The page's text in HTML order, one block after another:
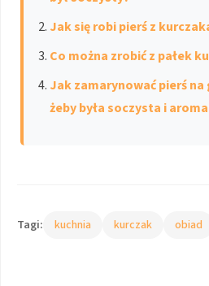
Jak się robi pierś z
Co można zrobić z pałek
Jak zamarynować pierś
żeby była soczysta i
Tagi: kuchnia kurczak obiad